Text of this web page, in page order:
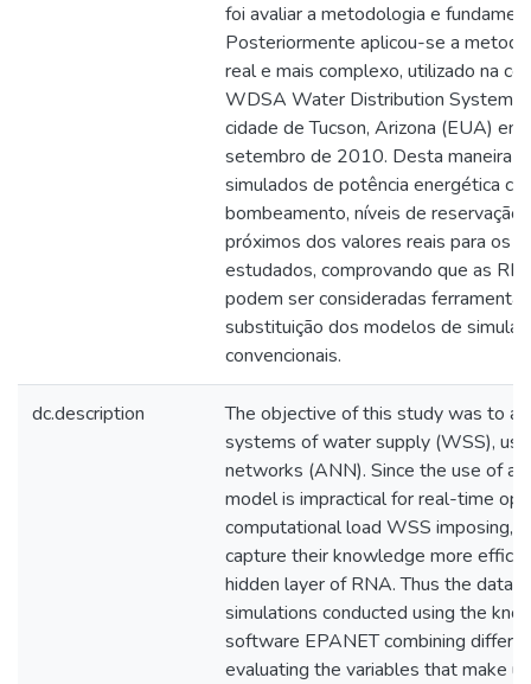
foi avaliar a metodologia e
Posteriormente aplicou-se a
real e mais complexo, utilizado na
WDSA Water Distribution System
cidade de Tucson, Arizona (EUA)
setembro de 2010. Desta maneira
simulados de potência energética
bombeamento, níveis de reservação
próximos dos valores reais para os
estudados, comprovando que as
podem ser consideradas
substituição dos modelos de
convencionais.
dc.description
The objective of this study was to
systems of water supply (WSS),
networks (ANN). Since the use of a
model is impractical for real-time
computational load WSS imposing,
capture their knowledge more
hidden layer of RNA. Thus the data
simulations conducted using the
software EPANET combining
evaluating the variables that make